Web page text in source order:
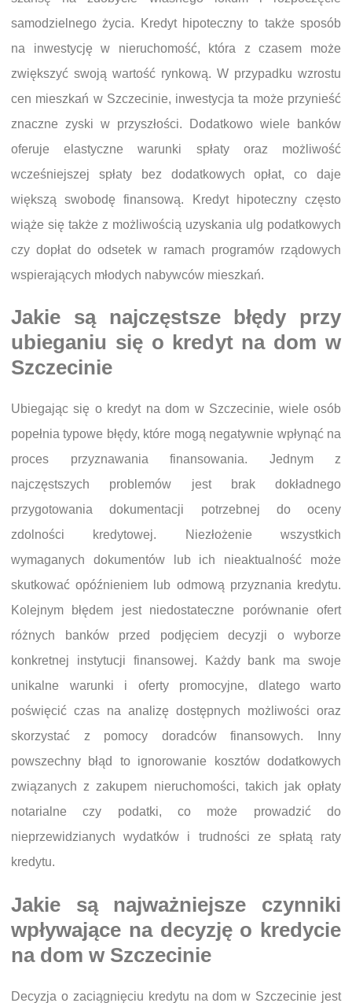
samodzielnego życia. Kredyt hipoteczny to także sposób
na inwestycję w nieruchomość, która z czasem może
zwiększyć swoją wartość rynkową. W przypadku wzrostu
cen mieszkań w Szczecinie, inwestycja ta może przynieść
znaczne zyski w przyszłości. Dodatkowo wiele banków
oferuje elastyczne warunki spłaty oraz możliwość
wcześniejszej spłaty bez dodatkowych opłat, co daje
większą swobodę finansową. Kredyt hipoteczny często
wiąże się także z możliwością uzyskania ulg podatkowych
czy dopłat do odsetek w ramach programów rządowych
wspierających młodych nabywców mieszkań.
Jakie są najczęstsze błędy przy
ubieganiu się o kredyt na dom w
Szczecinie
Ubiegając się o kredyt na dom w Szczecinie, wiele osób
popełnia typowe błędy, które mogą negatywnie wpłynąć na
proces przyznawania finansowania. Jednym z
najczęstszych problemów jest brak dokładnego
przygotowania dokumentacji potrzebnej do oceny
zdolności kredytowej. Niezłożenie wszystkich
wymaganych dokumentów lub ich nieaktualność może
skutkować opóźnieniem lub odmową przyznania kredytu.
Kolejnym błędem jest niedostateczne porównanie ofert
różnych banków przed podjęciem decyzji o wyborze
konkretnej instytucji finansowej. Każdy bank ma swoje
unikalne warunki i oferty promocyjne, dlatego warto
poświęcić czas na analizę dostępnych możliwości oraz
skorzystać z pomocy doradców finansowych. Inny
powszechny błąd to ignorowanie kosztów dodatkowych
związanych z zakupem nieruchomości, takich jak opłaty
notarialne czy podatki, co może prowadzić do
nieprzewidzianych wydatków i trudności ze spłatą raty
kredytu.
Jakie są najważniejsze czynniki
wpływające na decyzję o kredycie
na dom w Szczecinie
Decyzja o zaciągnięciu kredytu na dom w Szczecinie jest